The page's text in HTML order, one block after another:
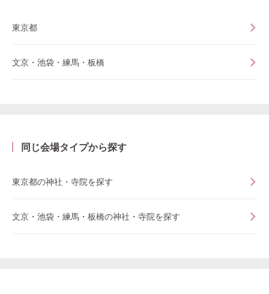
東京都
文京・池袋・練馬・板橋
同じ会場タイプから探す
東京都の神社・寺院を探す
文京・池袋・練馬・板橋の神社・寺院を探す